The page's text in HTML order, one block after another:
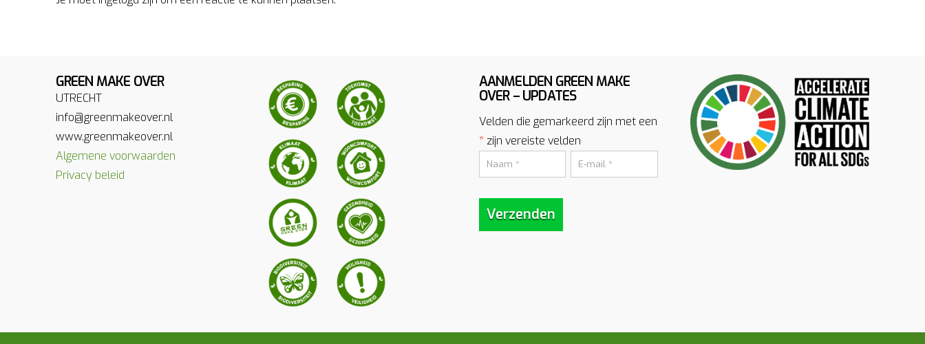
GREEN MAKE OVER
UTRECHT
info@greenmakeover.nl
www.greenmakeover.nl
Algemene voorwaarden
Privacy beleid
AANMELDEN GREEN MAKE
OVER – UPDATES
Velden die gemarkeerd zijn met een
*zijn vereiste velden